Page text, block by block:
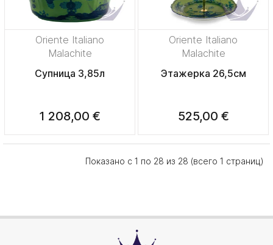
Oriente Italiano
Malachite
Супница 3,85л
1 208,00 €
Oriente Italiano
Malachite
Этажерка 26,5см
525,00 €
Показано с 1 по 28 из 28 (всего 1 страниц)